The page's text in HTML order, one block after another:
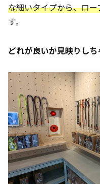
な細いタイプから、ロ
す。
どれが良いか見映りし